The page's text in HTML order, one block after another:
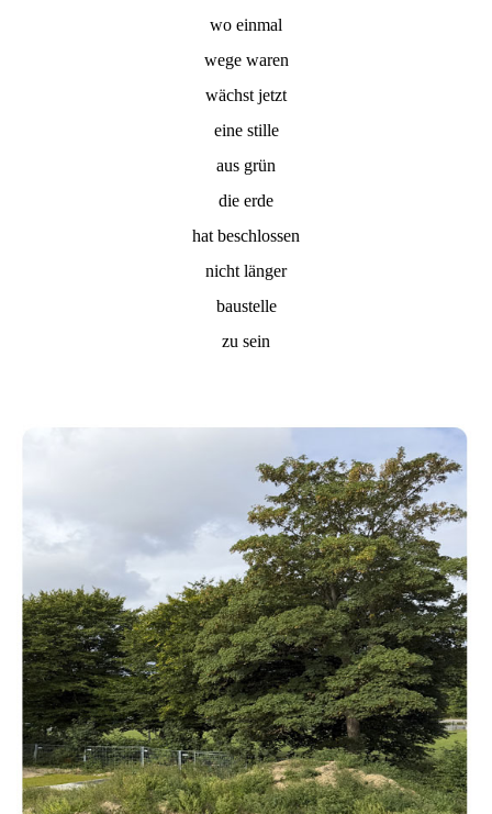
wo einmal
wege waren
wächst jetzt
eine stille
aus grün
die erde
hat beschlossen
nicht länger
baustelle
zu sein